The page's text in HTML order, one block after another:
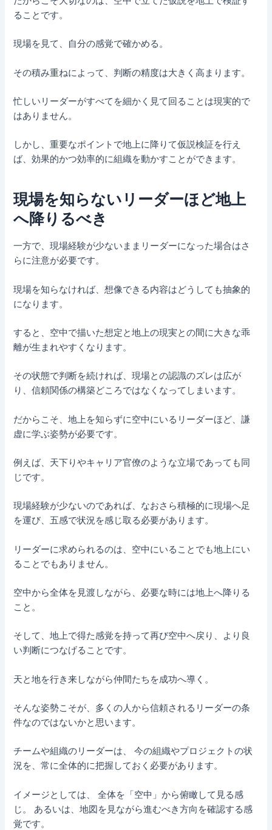
ることです。
現場を見て、自分の感覚で確かめる。
その積み重ねによって、判断の精度は大きく高まります。
忙しいリーダーがすべてを細かく見て回ることは現実的で
はありません。
しかし、重要なポイントで地上に降りて仮説検証を行え
ば、効果的かつ効率的に組織を動かすことができます。
現場を知らないリーダーほど地上
へ降りるべき
一方で、現場経験が少ないままリーダーになった場合はさ
らに注意が必要です。
現場を知らなければ、想像できる内容はどうしても抽象的
になります。
すると、空中で描いた想定と地上の現実との間に大きな乖
離が生まれやすくなります。
その状態で判断を続ければ、現場との認識のズレは広が
り、信頼関係の構築どころではなくなってしまいます。
だからこそ、地上を知らずに空中にいるリーダーほど、謙
虚に学ぶ姿勢が必要です。
例えば、天下りやキャリア官僚のような立場であっても同
じです。
現場経験が少ないのであれば、なおさら積極的に現場へ足
を運び、五感で状況を感じ取る必要があります。
リーダーに求められるのは、空中にいることでも地上にい
ることでもありません。
空中から全体を見渡しながら、必要な時には地上へ降りる
こと。
そして、地上で得た感覚を持って再び空中へ戻り、より良
い判断につなげることです。
天と地を行き来しながら仲間たちを成功へ導く。
そんな姿勢こそが、多くの人から信頼されるリーダーの条
件なのではないかと思います。
チームや組織のリーダーは、 今の組織やプロジェクトの状
況を、常に全体的に把握しておく必要があります。
イメージとしては、 全体を「空中」から俯瞰して見る感
じ。 あるいは、地図を見ながら進むべき方向を確認する感
覚です。